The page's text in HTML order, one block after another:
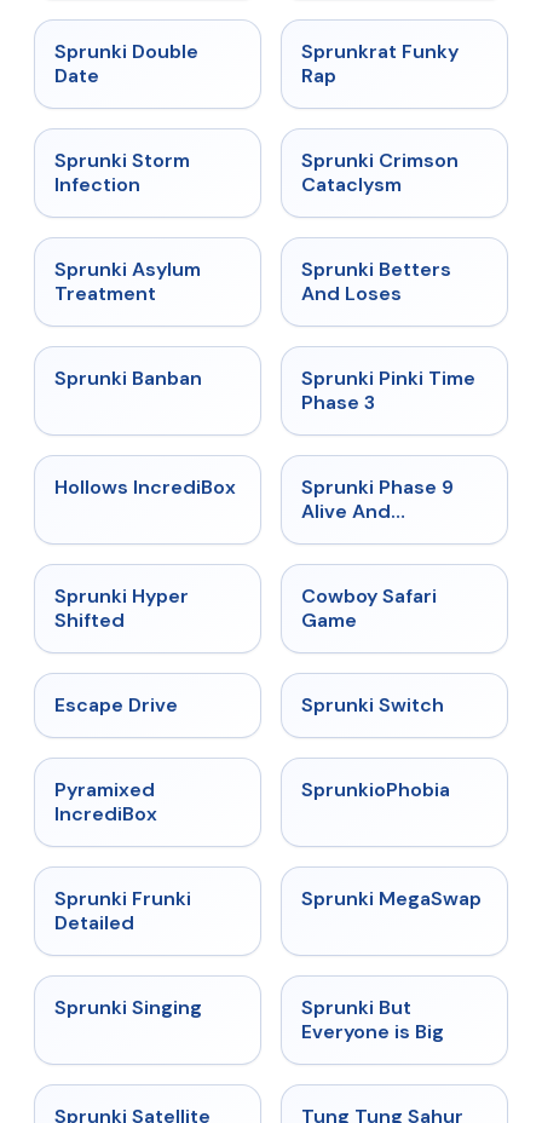
★
Sprunki Double
Date
★ 4.7
Sprunkrat Funky
Rap
★
Sprunki Storm
Infection
★ 4.7
Sprunki Crimson
Cataclysm
★
Sprunki Asylum
Treatment
★
Sprunki Betters
And Loses
★
Sprunki Banban ★ 4.9
Sprunki Pinki Time
Phase 3
★ 4.3
Hollows IncrediBox ★
Sprunki Phase 9
Alive And
★
Sprunki Hyper
Shifted
Cowboy Safari
Game
Escape Drive ★
Sprunki Switch
Pyramixed
IncrediBox
★
SprunkioPhobia
★
Sprunki Frunki
Detailed
★ 4.5
Sprunki MegaSwap
★
Sprunki Singing
Sprunki But
Everyone is Big
★ 4.4
Sprunki Satellite ★ 4.5
Tung Tung Sahur